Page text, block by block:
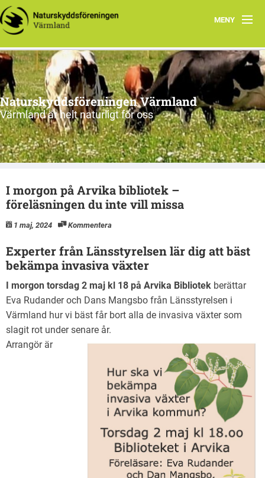
MENY
Vad vi gör
Om oss
Kontakt
Naturskyddsföreningen Värmland
Värmland är helt naturligt för oss
I morgon på Arvika bibliotek –
föreläsningen du inte vill missa
1 maj, 2024 Kommentera
Experter från Länsstyrelsen lär dig att bäst
bekämpa invasiva växter
I morgon torsdag 2 maj kl 18 på Arvika Bibliotek berättar
Eva Rudander och Dans Mangsbo från Länsstyrelsen i
Värmland hur vi bäst får bort alla de invasiva växter som
slagit rot under senare år.
Arrangör är